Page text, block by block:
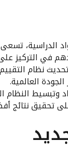
الدراسية،
في التركيز على
نظام
العالمية.
وتبسيط
نتائج